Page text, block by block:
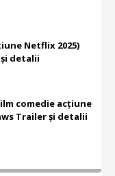
Netflix 2025)
detalii
comedie acțiune
Trailer și detalii